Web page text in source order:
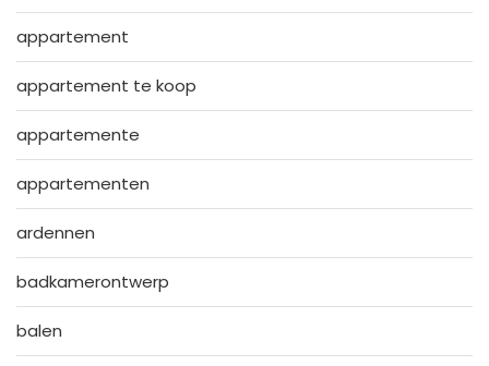
appartement
appartement te koop
appartemente
appartementen
ardennen
badkamerontwerp
balen